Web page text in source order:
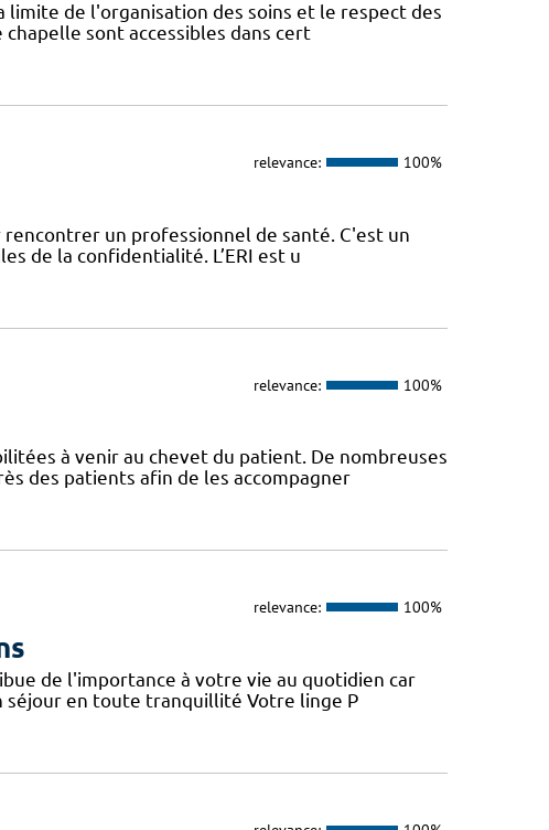
de l'organisation des soins et le respect des
sont accessibles dans cert
relevance: 100%
un professionnel de santé. C'est un
de la confidentialité. L’ERI est u
relevance: 100%
à venir au chevet du patient. De nombreuses
des patients afin de les accompagner
relevance: 100%
de l'importance à votre vie au quotidien car
en toute tranquillité Votre linge P